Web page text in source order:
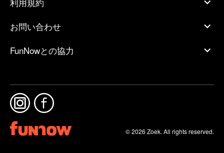
お問い合わせ
FunNowとの協力
© 2026 Zoek. All rights reserved.